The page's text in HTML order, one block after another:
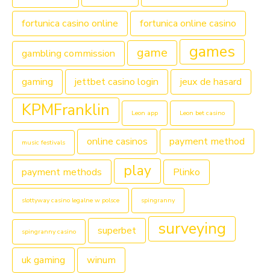
fortunica casino online fortunica online casino
gambling commission game games
gaming jettbet casino login jeux de hasard
KPMFranklin Leon app Leon bet casino
music festivals online casinos payment method
payment methods play Plinko
slottyway casino legalne w polsce spingranny
spingranny casino superbet surveying
uk gaming winum